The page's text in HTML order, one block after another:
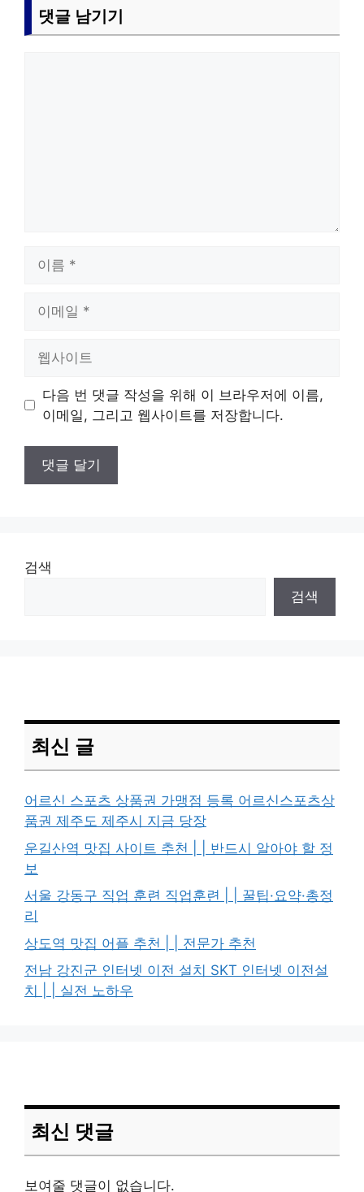
댓글 남기기
트
다음 번 댓글 작성을 위해 이 브라우저에 이름,
이메일, 그리고 웹사이트를 저장합니다.
검색
검색
최신 글
어르신 스포츠 상품권 가맹점 등록 어르신스포츠상
품권 제주도 제주시 지금 당장
운길산역 맛집 사이트 추천 | | 반드시 알아야 할 정
보
서울 강동구 직업 훈련 직업훈련 | | 꿀팁·요약·총정
리
상도역 맛집 어플 추천 | | 전문가 추천
전남 강진군 인터넷 이전 설치 SKT 인터넷 이전설
치 | | 실전 노하우
최신 댓글
보여줄 댓글이 없습니다.